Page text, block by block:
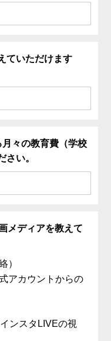
ていただけます
々の教育費（学校
さい。
メディアを教えて
）
アカウントからの
ンスタLIVEの視